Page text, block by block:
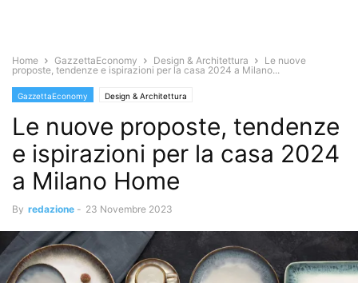
Home GazzettaEconomy Design & Architettura
Le nuove
proposte, tendenze e ispirazioni per la casa 2024 a Milano...
GazzettaEconomy Design & Architettura
Le nuove proposte, tendenze
e ispirazioni per la casa 2024
a Milano Home
By redazione - 23 Novembre 2023